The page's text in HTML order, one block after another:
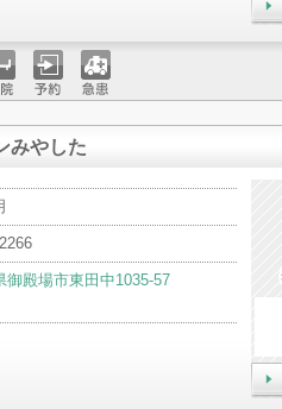
予約 急患
みやした
御殿場市東田中1035-57